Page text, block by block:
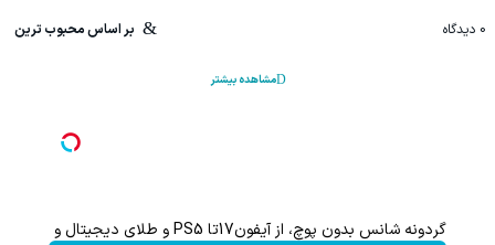
0 دیدگاه بر اساس محبوب ترین
مشاهده بیشتر
گردونه شانس بدون پوچ، از آیفون17تا PS5 و طلای دیجیتال و دلار🔥